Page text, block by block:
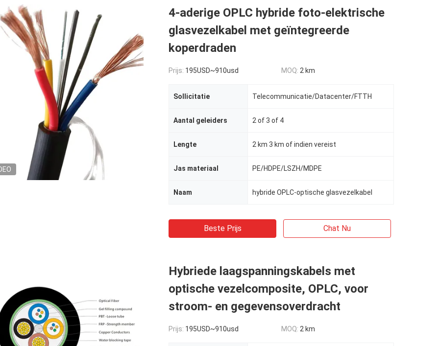
4-aderige OPLC hybride foto-elektrische
glasvezelkabel met geïntegreerde
koperdraden
Prijs: 195USD~910usd MOQ: 2 km
Sollicitatie Telecommunicatie/Datacenter/FTTH
Aantal geleiders 2 of 3 of 4
Lengte 2 km 3 km of indien vereist
Jas materiaal PE/HDPE/LSZH/MDPE
Naam hybride OPLC-optische glasvezelkabel
Beste Prijs Chat Nu
Hybriede laagspanningskabels met
optische vezelcomposite, OPLC, voor
stroom- en gegevensoverdracht
Prijs: 195USD~910usd MOQ: 2 km